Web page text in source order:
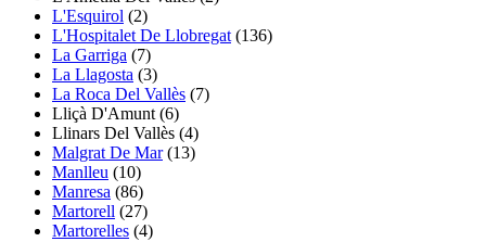
L'Esquirol (2)
L'Hospitalet De Llobregat (136)
La Garriga (7)
La Llagosta (3)
La Roca Del Vallès (7)
Lliçà D'Amunt (6)
Llinars Del Vallès (4)
Malgrat De Mar(13)
Manlleu (10)
Manresa (86)
Martorell (27)
Martorelles (4)